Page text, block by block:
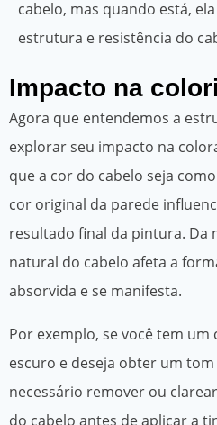
cabelo, mas quando está,
estrutura e resistência do
Impacto na
Agora que entendemos a
explorar seu impacto na
que a cor do cabelo seja
cor original da parede
resultado final da pintura. Da
natural do cabelo afeta a
absorvida e se manifesta.
Por exemplo, se você tem
escuro e deseja obter um
necessário remover ou
do cabelo antes de aplicar a